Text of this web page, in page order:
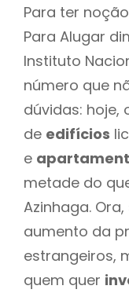
Para ter
Para Alugar
Instituto
número que
dúvidas: hoje,
de edifícios
e
metade do
Azinhaga.
aumento da
estrangeiros,
quem quer